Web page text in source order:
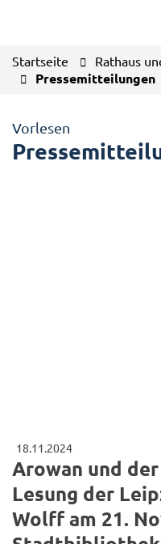
Startseite Rathaus
Pressemitteilungen
Vorlesen
18.11.2024
Arowan und
Lesung der
Wolff am 21.